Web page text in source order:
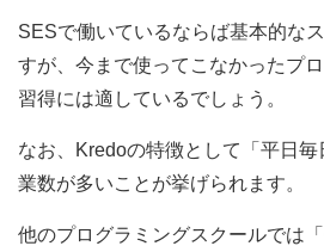
SESで働いているならば基本的な
すが、今まで使ってこなかったプ
習得には適しているでしょう。
なお、Kredoの特徴として「平日
業数が多いことが挙げられます。
他のプログラミングスクールでは